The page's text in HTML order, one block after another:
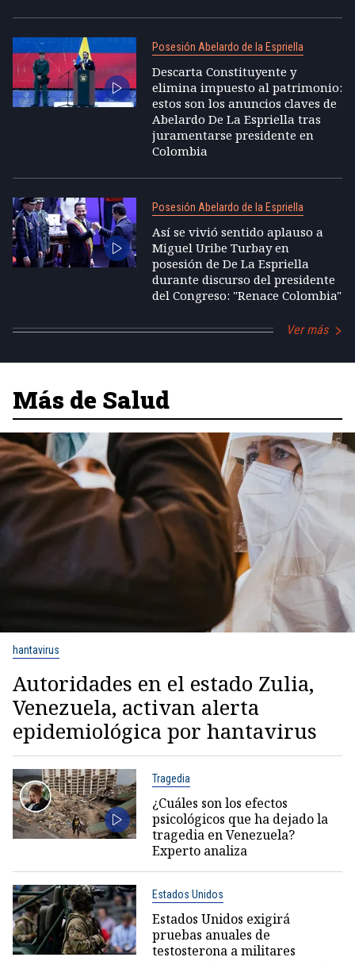
Posesión Abelardo de la Espriella
Descarta Constituyente y
elimina impuesto al patrimonio:
estos son los anuncios claves de
Abelardo De La Espriella tras
juramentarse presidente en
Colombia
Posesión Abelardo de la Espriella
Así se vivió sentido aplauso a
Miguel Uribe Turbay en
posesión de De La Espriella
durante discurso del presidente
del Congreso: "Renace Colombia"
Ver más
Más de Salud
hantavirus
Autoridades en el estado Zulia,
Venezuela, activan alerta
epidemiológica por hantavirus
Tragedia
¿Cuáles son los efectos
psicológicos que ha dejado la
tragedia en Venezuela?
Experto analiza
Estados Unidos
Estados Unidos exigirá
pruebas anuales de
testosterona a militares